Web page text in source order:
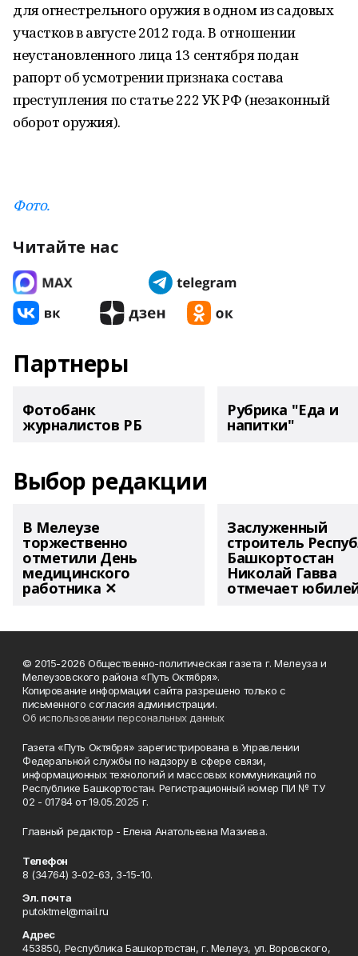
для огнестрельного оружия в одном из садовых
участков в августе 2012 года. В отношении
неустановленного лица 13 сентября подан
рапорт об усмотрении признака состава
преступления по статье 222 УК РФ (незаконный
оборот оружия).
Фото.
Читайте нас
Партнеры
Фотобанк
журналистов РБ
Рубрика "Еда и
напитки"
Выбор редакции
В Мелеузе
торжественно
отметили День
медицинского
работника ✕
Заслуженный
строитель
Башкортостан
Николай Гавва
отмечает
© 2015-2026 Общественно-политическая газета г. Мелеуза и
Мелеузовского района «Путь Октября».
Копирование информации сайта разрешено только с
письменного согласия администрации.
Об использовании персональных данных
Газета «Путь Октября» зарегистрирована в Управлении
Федеральной службы по надзору в сфере связи,
информационных технологий и массовых коммуникаций по
Республике Башкортостан. Регистрационный номер ПИ № ТУ
02 - 01784 от 19.05.2025 г.
Главный редактор - Елена Анатольевна Мазиева.
Телефон
8 (34764) 3-02-63, 3-15-10.
Эл. почта
putoktmel@mail.ru
Адрес
453850, Республика Башкортостан, г. Мелеуз, ул. Воровского,